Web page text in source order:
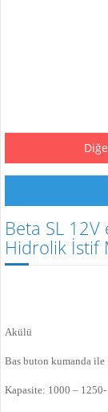
Beta SL
Hidrolik İstif
Akülü
Bas buton kumanda ile
Kapasite: 1000 –